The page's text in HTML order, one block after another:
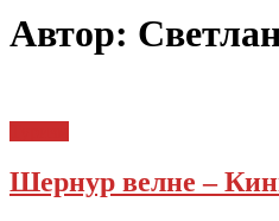
Автор:
Шернур велне –